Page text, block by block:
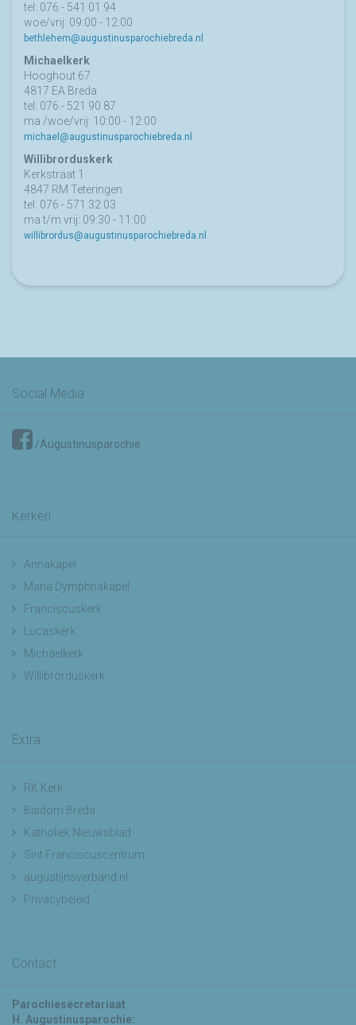
tel: 076 - 541 01 94
woe/vrij: 09:00 - 12:00
bethlehem@augustinusparochiebreda.nl
Michaelkerk
Hooghout 67
4817 EA Breda
tel: 076 - 521 90 87
ma /woe/vrij: 10:00 - 12:00
michael@augustinusparochiebreda.nl
Willibrorduskerk
Kerkstraat 1
4847 RM Teteringen
tel: 076 - 571 32 03
ma t/m vrij: 09:30 - 11:00
willibrordus@augustinusparochiebreda.nl
Social Media
/Augustinusparochie
Kerken
Annakapel
Maria Dymphnakapel
Franciscuskerk
Lucaskerk
Michaelkerk
Willibrorduskerk
Extra
RK Kerk
Bisdom Breda
Katholiek Nieuwsblad
Sint Franciscuscentrum
augustijnsverband.nl
Privacybeleid
Contact
Parochiesecretariaat
H. Augustinusparochie: